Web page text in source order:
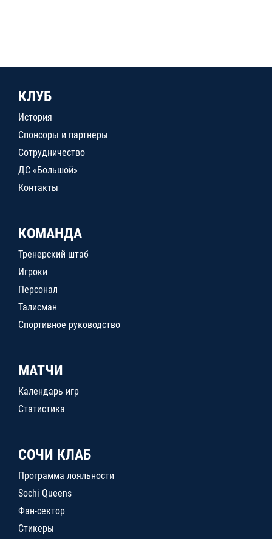
КЛУБ
История
Спонсоры и партнеры
Сотрудничество
ДС «Большой»
Контакты
КОМАНДА
Тренерский штаб
Игроки
Персонал
Талисман
Спортивное руководство
МАТЧИ
Календарь игр
Статистика
СОЧИ КЛАБ
Программа лояльности
Sochi Queens
Фан-сектор
Стикеры